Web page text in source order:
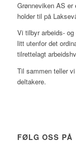
Grønneviken AS
holder til på
Vi tilbyr arbeids-
litt utenfor det
tilrettelagt
Til sammen teller
deltakere.
FØLG OSS PÅ